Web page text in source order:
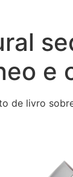
e
de livro